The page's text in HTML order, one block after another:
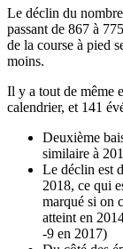
Le déclin du
passant de 867 à
de la course à pied
moins.
Il y a tout de même
calendrier, et 141
Deuxième
similaire à
Le déclin est
2018, ce qui
marqué si on
atteint en
-9 en 2017)